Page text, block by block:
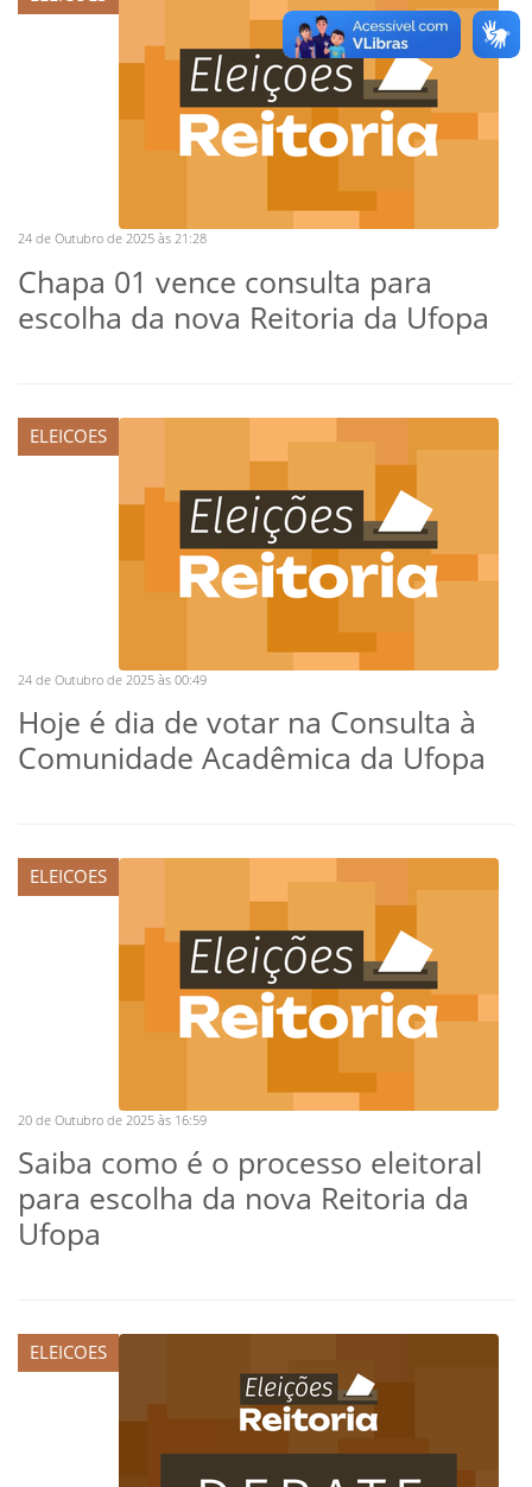
24 de Outubro de 2025 às 21:28
Chapa 01 vence consulta para
escolha da nova Reitoria da Ufopa
ELEICOES
24 de Outubro de 2025 às 00:49
Hoje é dia de votar na Consulta à
Comunidade Acadêmica da Ufopa
ELEICOES
20 de Outubro de 2025 às 16:59
Saiba como é o processo eleitoral
para escolha da nova Reitoria da
Ufopa
ELEICOES